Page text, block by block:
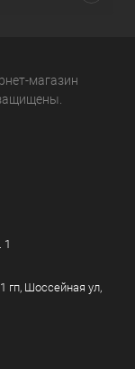
магазин
1
гп, Шоссейная ул,